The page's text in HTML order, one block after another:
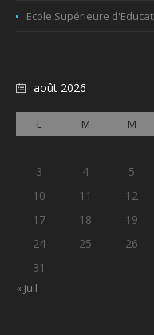
Ecole Supérieure
août 2026
L M M
3
4 5
10
11 12
17
18 19
24
25 26
31
« Juil